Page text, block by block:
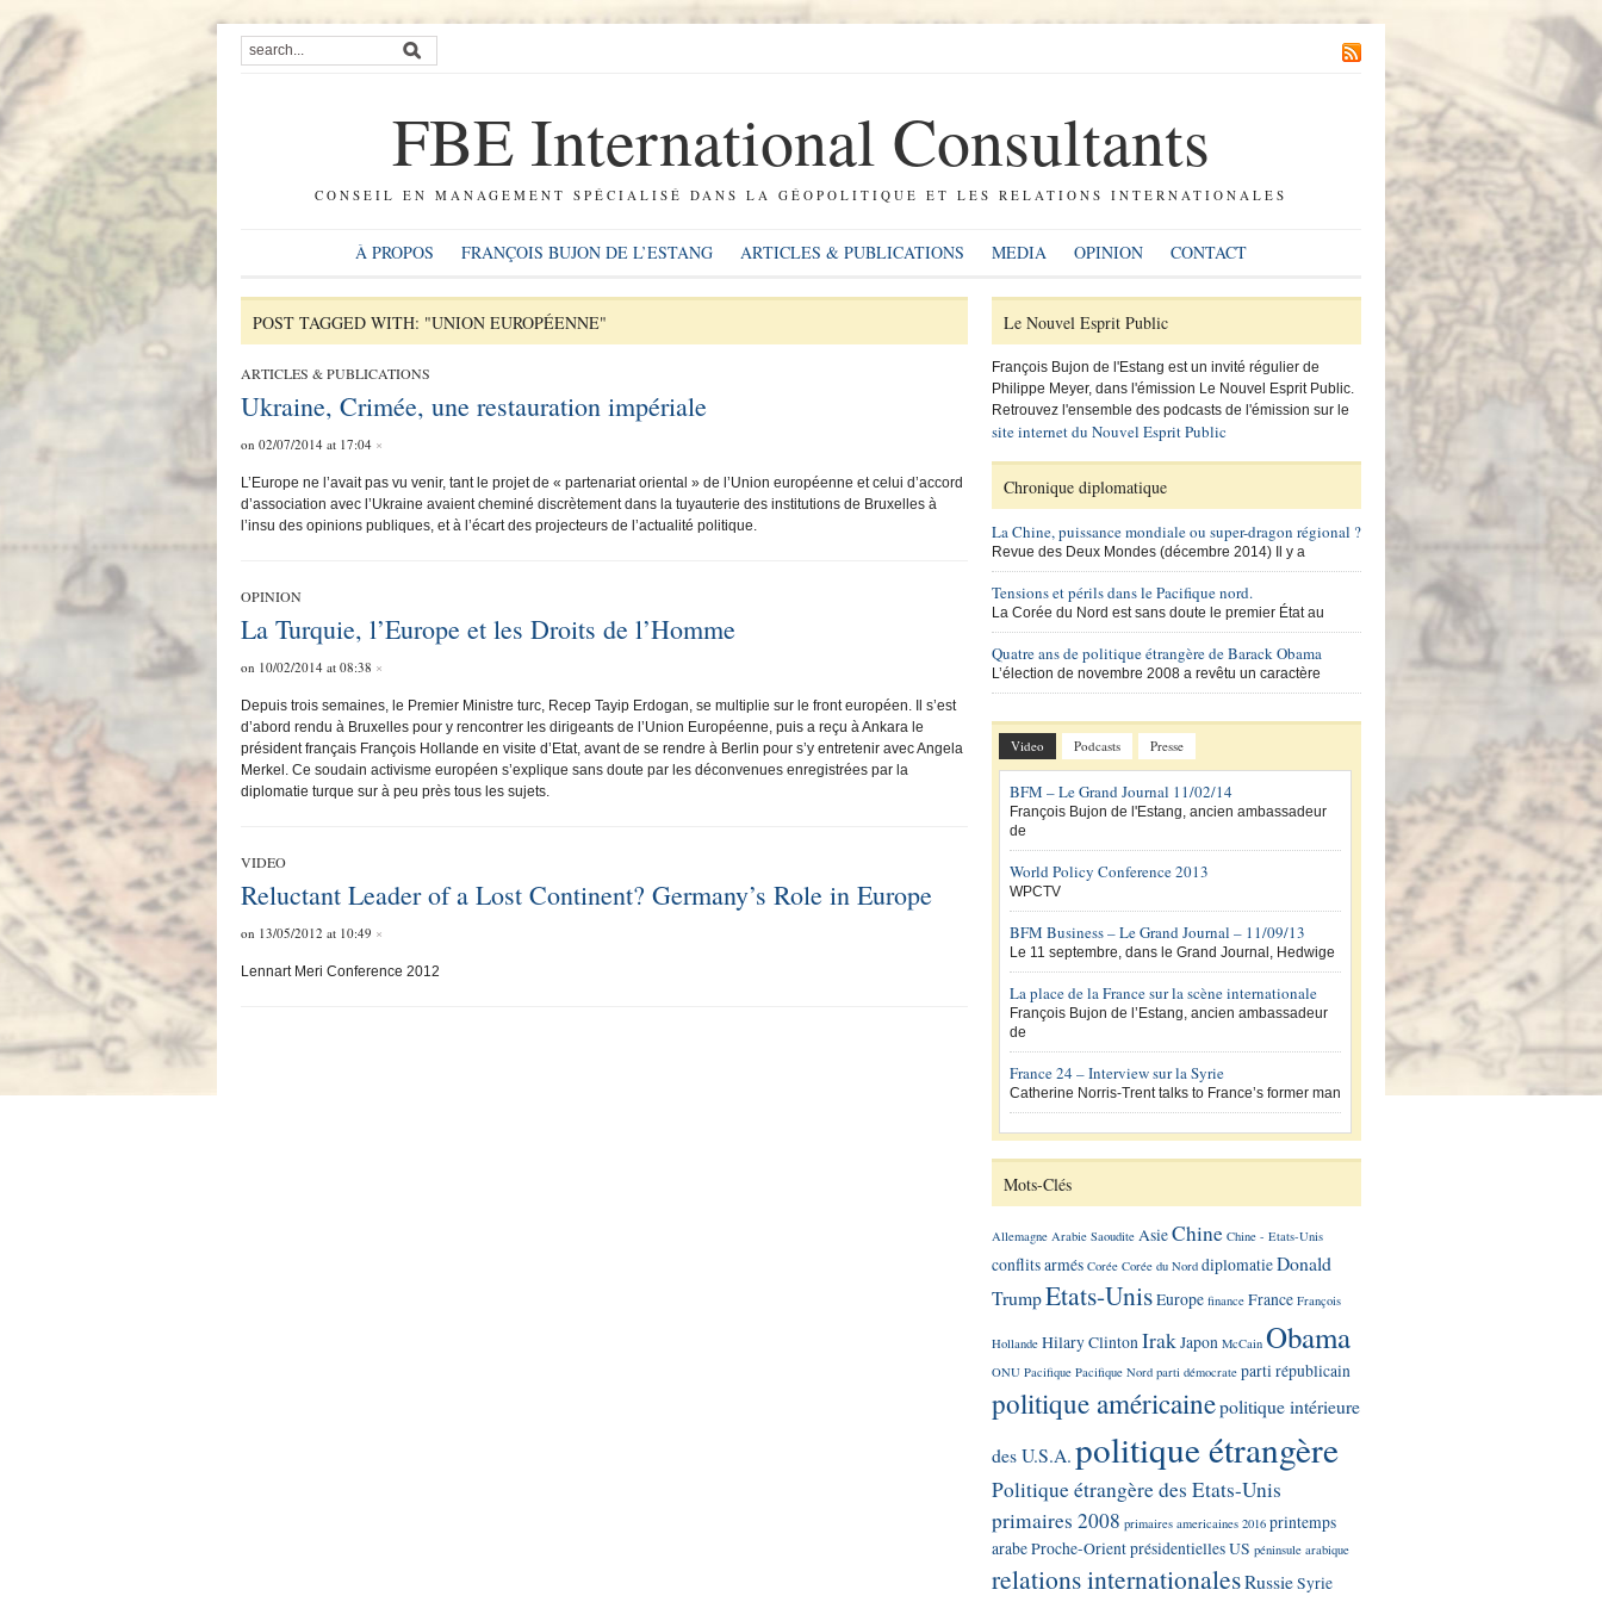
FBE International Consultants
CONSEIL EN MANAGEMENT SPÉCIALISÉ DANS LA GÉOPOLITIQUE ET LES RELATIONS INTERNATIONALES
À PROPOS FRANÇOIS BUJON DE L’ESTANG ARTICLES & PUBLICATIONS MEDIA OPINION CONTACT
POST TAGGED WITH: "UNION EUROPÉENNE"
ARTICLES & PUBLICATIONS
Ukraine, Crimée, une restauration impériale
on 02/07/2014 at 17:04 ×
L’Europe ne l’avait pas vu venir, tant le projet de « partenariat oriental » de l’Union européenne et celui d’accord
d’association avec l’Ukraine avaient cheminé discrètement dans la tuyauterie des institutions de Bruxelles à
l’insu des opinions publiques, et à l’écart des projecteurs de l’actualité politique.
OPINION
La Turquie, l’Europe et les Droits de l’Homme
on 10/02/2014 at 08:38 ×
Depuis trois semaines, le Premier Ministre turc, Recep Tayip Erdogan, se multiplie sur le front européen. Il s’est
d’abord rendu à Bruxelles pour y rencontrer les dirigeants de l’Union Européenne, puis a reçu à Ankara le
président français François Hollande en visite d’Etat, avant de se rendre à Berlin pour s’y entretenir avec Angela
Merkel. Ce soudain activisme européen s’explique sans doute par les déconvenues enregistrées par la
diplomatie turque sur à peu près tous les sujets.
VIDEO
Reluctant Leader of a Lost Continent? Germany’s Role in Europe
on 13/05/2012 at 10:49 ×
Lennart Meri Conference 2012
Le Nouvel Esprit Public
François Bujon de l'Estang est un invité régulier de
Philippe Meyer, dans l'émission Le Nouvel Esprit Public.
Retrouvez l'ensemble des podcasts de l'émission sur le
site internet du Nouvel Esprit Public
Chronique diplomatique
La Chine, puissance mondiale ou super-dragon régional ?
Revue des Deux Mondes (décembre 2014) Il y a
Tensions et périls dans le Pacifique nord.
La Corée du Nord est sans doute le premier État au
Quatre ans de politique étrangère de Barack Obama
L’élection de novembre 2008 a revêtu un caractère
Video Podcasts Presse
BFM – Le Grand Journal 11/02/14
François Bujon de l'Estang, ancien ambassadeur
de
World Policy Conference 2013
WPCTV
BFM Business – Le Grand Journal – 11/09/13
Le 11 septembre, dans le Grand Journal, Hedwige
La place de la France sur la scène internationale
François Bujon de l’Estang, ancien ambassadeur
de
France 24 – Interview sur la Syrie
Catherine Norris-Trent talks to France’s former man
Mots-Clés
Allemagne Arabie Saoudite AsieChine Chine - Etats-Unis
conflits armés Corée Corée du Nord diplomatieDonald
TrumpEtats-UnisEurope finance France François
Hollande Hilary ClintonIrakJapon McCain Obama
ONU Pacifique Pacifique Nord parti démocrate parti républicain
politique américainepolitique intérieure
des U.S.A.politique étrangère
Politique étrangère des Etats-Unis
primaires 2008 primaires americaines 2016 printemps
arabeProche-Orientprésidentielles US péninsule arabique
relations internationalesRussieSyrie